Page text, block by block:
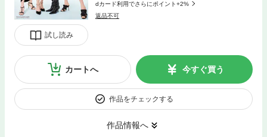
試し読み
dカード利用でさらにポイント+2%
返品不可
カートへ 今すぐ買う
作品をチェックする
作品情報へ